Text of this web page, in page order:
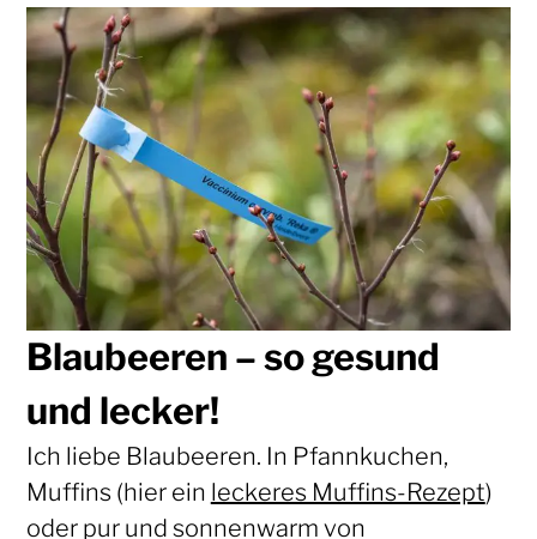
Blaubeeren – so gesund
und lecker!
Ich liebe Blaubeeren. In Pfannkuchen,
Muffins (hier ein leckeres Muffins-Rezept)
oder pur und sonnenwarm von